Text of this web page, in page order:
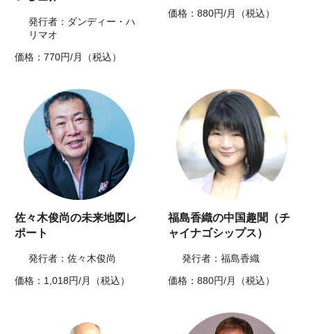
発行者：ダンディー・ハ
リマオ
価格：770円/月（税込）
価格：880円/月（税込）
佐々木俊尚の未来地図レ
ポート
発行者：佐々木俊尚
価格：1,018円/月（税込）
福島香織の中国趣聞（チ
ャイナゴシップス）
発行者：福島香織
価格：880円/月（税込）